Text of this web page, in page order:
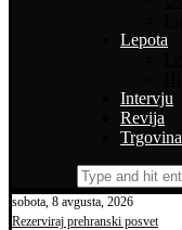
Lepota
Intervju
Revija
Trgovina
sobota, 8 avgusta, 2026
Rezerviraj prehranski posvet